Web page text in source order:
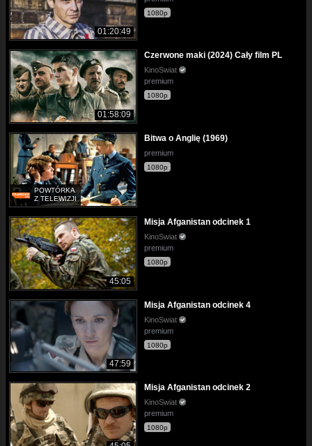
01:20:49
1080p
01:58:09
Czerwone maki (2024) Cały film PL
KinoSwiat
premium
1080p
POWTÓRKA
Z TELEWIZJI
Bitwa o Anglię (1969)
premium
1080p
45:05
Misja Afganistan odcinek 1
KinoSwiat
premium
1080p
47:59
Misja Afganistan odcinek 4
KinoSwiat
premium
1080p
Misja Afganistan odcinek 2
KinoSwiat
premium
1080p